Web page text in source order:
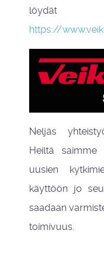
löydät
https://
Neljäs
Heiltä saimme
uusien
käyttöön jo
saadaan
toimivuus.